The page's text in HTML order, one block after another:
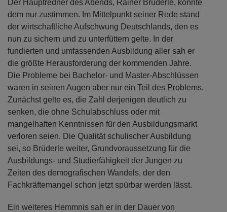
Der Hauptredner des Abends, Rainer Brüderle, konnte
dem nur zustimmen. Im Mittelpunkt seiner Rede stand
der wirtschaftliche Aufschwung Deutschlands, den es
nun zu sichern und zu unterfüttern gelte. In der
fundierten und umfassenden Ausbildung aller sah er
die größte Herausforderung der kommenden Jahre.
Die Probleme bei Bachelor- und Master-Abschlüssen
waren in seinen Augen aber nur ein Teil des Problems.
Zunächst gelte es, die Zahl derjenigen deutlich zu
senken, die ohne Schulabschluss oder mit
mangelhaften Kenntnissen für den Ausbildungsmarkt
verloren seien. Die Qualität schulischer Ausbildung
sei, so Brüderle weiter, Grundvoraussetzung für die
Ausbildungs- und Studierfähigkeit der Jungen zu
Zeiten des demografischen Wandels, der den
Fachkräftemangel schon jetzt spürbar werden lässt.
Ein weiteres Hemmnis sah er in der Dauer von